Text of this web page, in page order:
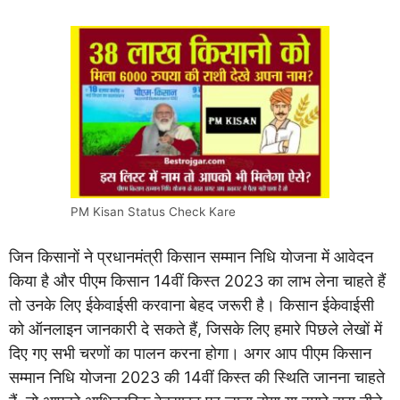
PM Kisan Status Check Kare
जिन किसानों ने प्रधानमंत्री किसान सम्मान निधि योजना में आवेदन
किया है और पीएम किसान 14वीं किस्त 2023 का लाभ लेना चाहते हैं
तो उनके लिए ईकेवाईसी करवाना बेहद जरूरी है। किसान ईकेवाईसी
को ऑनलाइन जानकारी दे सकते हैं, जिसके लिए हमारे पिछले लेखों में
दिए गए सभी चरणों का पालन करना होगा। अगर आप पीएम किसान
सम्मान निधि योजना 2023 की 14वीं किस्त की स्थिति जानना चाहते